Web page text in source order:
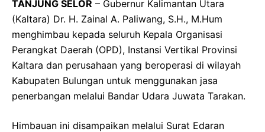
TANJUNG SELOR – Gubernur Kalimantan Utara
(Kaltara) Dr. H. Zainal A. Paliwang, S.H., M.Hum
menghimbau kepada seluruh Kepala Organisasi
Perangkat Daerah (OPD), Instansi Vertikal Provinsi
Kaltara dan perusahaan yang beroperasi di wilayah
Kabupaten Bulungan untuk menggunakan jasa
penerbangan melalui Bandar Udara Juwata Tarakan.
Himbauan ini disampaikan melalui Surat Edaran